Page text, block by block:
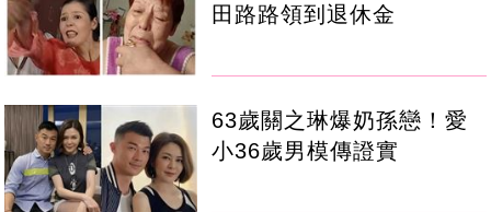
田路路領到退休金
63歲關之琳爆奶孫戀！愛
小36歲男模傳證實